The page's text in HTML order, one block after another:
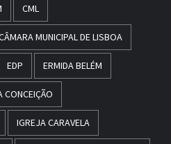
CML
MUNICIPAL DE LISBOA
EDP ERMIDA BELÉM
CONCEIÇÃO
IGREJA CARAVELA